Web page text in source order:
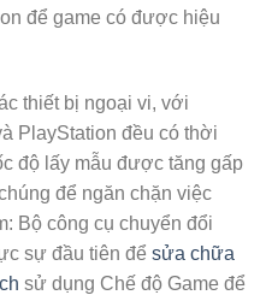
để game có được hiệu
thiết bị ngoại vi, với
PlayStation đều có thời
độ lấy mẫu được tăng gấp
để ngăn chặn việc
Bộ công cụ chuyển đổi
sự đầu tiên để sửa chữa
sử dụng Chế độ Game để